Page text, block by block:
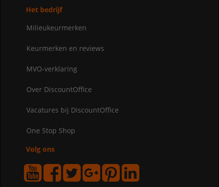
Het bedrijf
Milieukeurmerken
Keurmerken en reviews
MVO-verklaring
Over DiscountOffice
Vacatures bij DiscountOffice
One Stop Shop
Volg ons